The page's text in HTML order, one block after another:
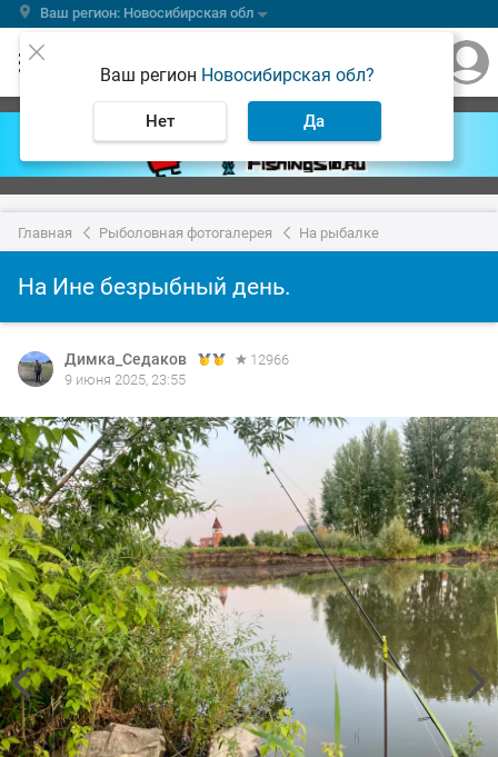
Ваш регион: Новосибирская обл
Ваш регион Новосибирская обл?
Нет Да
Главная Рыболовная фотогалерея На рыбалке
На Ине безрыбный день.
Димка_Седаков
12966
9 июня 2025, 23:55